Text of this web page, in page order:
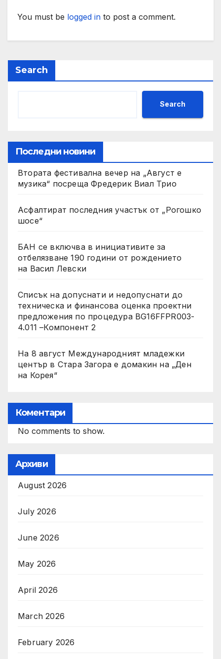
You must be logged in to post a comment.
Search
Search
Последни новини
Втората фестивална вечер на „Август е
музика“ посреща Фредерик Виал Трио
Асфалтират последния участък от „Рогошко
шосе“
БАН се включва в инициативите за
отбелязване 190 години от рождението
на Васил Левски
Списък на допуснати и недопуснати до
техническа и финансова оценка проектни
предложения по процедура BG16FFPR003-
4.011 –Компонент 2
На 8 август Международният младежки
център в Стара Загора е домакин на „Ден
на Корея“
Коментари
No comments to show.
Архиви
August 2026
July 2026
June 2026
May 2026
April 2026
March 2026
February 2026